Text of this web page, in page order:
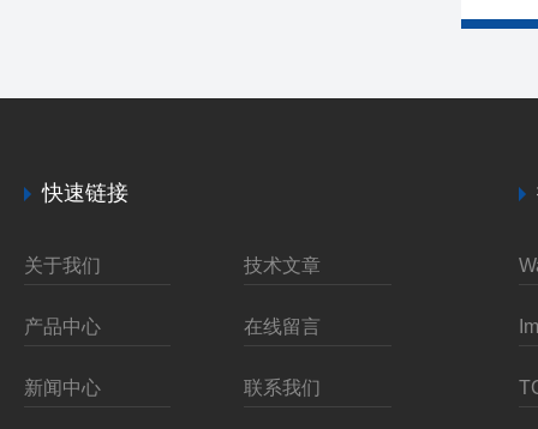
快速链接
关于我们 技术文章
产品中心 在线留言
新闻中心 联系我们